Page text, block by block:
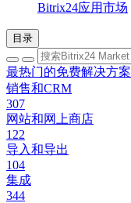
Bitrix24应用市场
目录
最热门的免费解决方案
销售和CRM
307
网站和网上商店
122
导入和导出
104
集成
344